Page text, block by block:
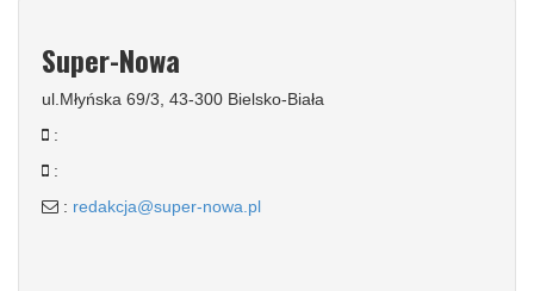
Super-Nowa
ul.Młyńska 69/3, 43-300 Bielsko-Biała
:
:
: redakcja@super-nowa.pl